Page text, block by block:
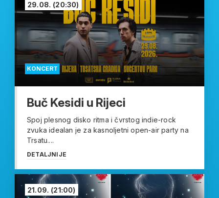
KONCERT
29.08. (20:30)
Buč Kesidi u Rijeci
Spoj plesnog disko ritma i čvrstog indie-rock
zvuka idealan je za kasnoljetni open-air party na
Trsatu....
DETALJNIJE
21.09. (21:00)